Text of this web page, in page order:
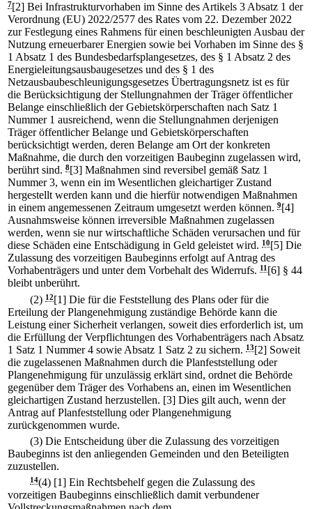
7[2] Bei Infrastrukturvorhaben im Sinne des Artikels 3 Absatz 1 der
Verordnung (EU) 2022/2577 des Rates vom 22. Dezember 2022
zur Festlegung eines Rahmens für einen beschleunigten Ausbau der
Nutzung erneuerbarer Energien sowie bei Vorhaben im Sinne des §
1 Absatz 1 des Bundesbedarfsplangesetzes, des § 1 Absatz 2 des
Energieleitungsausbaugesetzes und des § 1 des
Netzausbaubeschleunigungsgesetzes Übertragungsnetz ist es für
die Berücksichtigung der Stellungnahmen der Träger öffentlicher
Belange einschließlich der Gebietskörperschaften nach Satz 1
Nummer 1 ausreichend, wenn die Stellungnahmen derjenigen
Träger öffentlicher Belange und Gebietskörperschaften
berücksichtigt werden, deren Belange am Ort der konkreten
Maßnahme, die durch den vorzeitigen Baubeginn zugelassen wird,
berührt sind. 8[3] Maßnahmen sind reversibel gemäß Satz 1
Nummer 3, wenn ein im Wesentlichen gleichartiger Zustand
hergestellt werden kann und die hierfür notwendigen Maßnahmen
in einem angemessenen Zeitraum umgesetzt werden können. 9[4]
Ausnahmsweise können irreversible Maßnahmen zugelassen
werden, wenn sie nur wirtschaftliche Schäden verursachen und für
diese Schäden eine Entschädigung in Geld geleistet wird. 10[5] Die
Zulassung des vorzeitigen Baubeginns erfolgt auf Antrag des
Vorhabenträgers und unter dem Vorbehalt des Widerrufs. 11[6] § 44
bleibt unberührt.
(2) 12[1] Die für die Feststellung des Plans oder für die
Erteilung der Plangenehmigung zuständige Behörde kann die
Leistung einer Sicherheit verlangen, soweit dies erforderlich ist, um
die Erfüllung der Verpflichtungen des Vorhabenträgers nach Absatz
1 Satz 1 Nummer 4 sowie Absatz 1 Satz 2 zu sichern. 13[2] Soweit
die zugelassenen Maßnahmen durch die Planfeststellung oder
Plangenehmigung für unzulässig erklärt sind, ordnet die Behörde
gegenüber dem Träger des Vorhabens an, einen im Wesentlichen
gleichartigen Zustand herzustellen. [3] Dies gilt auch, wenn der
Antrag auf Planfeststellung oder Plangenehmigung
zurückgenommen wurde.
(3) Die Entscheidung über die Zulassung des vorzeitigen
Baubeginns ist den anliegenden Gemeinden und den Beteiligten
zuzustellen.
14(4) [1] Ein Rechtsbehelf gegen die Zulassung des
vorzeitigen Baubeginns einschließlich damit verbundener